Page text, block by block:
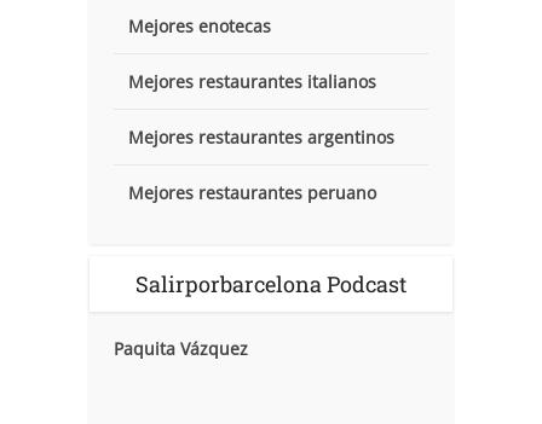
Mejores enotecas
Mejores restaurantes italianos
Mejores restaurantes argentinos
Mejores restaurantes peruano
Salirporbarcelona Podcast
Paquita Vázquez